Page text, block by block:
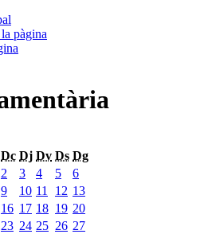
pàgina
Dc Dj Dv Ds Dg
2 3 4 5
6
9 10 11 12 13
16 17 18 19 20
23 24 25 26 27